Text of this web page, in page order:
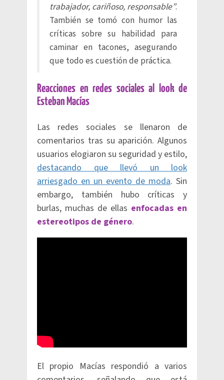
trabajador, cariñoso, responsable”.
También se tomó con humor las
críticas sobre su habilidad para
caminar en tacones, asegurando
que todo es cuestión de práctica.
Reacciones en redes sociales al look de
Esteban Macías
Las redes sociales se llenaron de
comentarios tras su aparición. Algunos
usuarios elogiaron su seguridad y estilo,
destacando que llevó un look
arriesgado en un evento de moda. Sin
embargo, también hubo críticas y
burlas, muchas de ellas enfocadas en
estereotipos de género.
El propio Macías respondió a varios